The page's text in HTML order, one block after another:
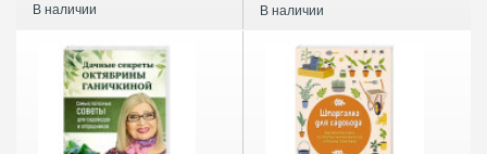
ошибок
В наличии
плодового сада
В наличии